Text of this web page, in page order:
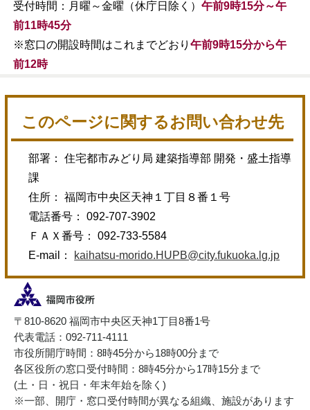
受付時間：月曜～金曜（休庁日除く）午前9時15分～午
前11時45分
※窓口の開設時間はこれまでどおり午前9時15分から午
前12時
このページに関するお問い合わせ先
部署： 住宅都市みどり局 建築指導部 開発・盛土指導
課
住所： 福岡市中央区天神１丁目８番１号
電話番号： 092-707-3902
ＦＡＸ番号： 092-733-5584
E-mail：
kaihatsu-morido.HUPB@city.fukuoka.lg.jp
〒810-8620 福岡市中央区天神1丁目8番1号
代表電話：092-711-4111
市役所開庁時間：8時45分から18時00分まで
各区役所の窓口受付時間：8時45分から17時15分まで
(土・日・祝日・年末年始を除く)
※一部、開庁・窓口受付時間が異なる組織、施設があります